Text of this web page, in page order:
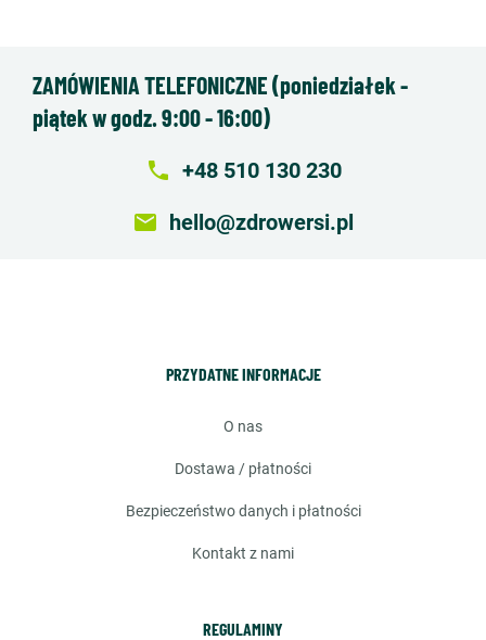
ZAMÓWIENIA TELEFONICZNE (poniedziałek -
piątek w godz. 9:00 - 16:00)
local_phone +48 510 130 230
email hello@zdrowersi.pl
PRZYDATNE INFORMACJE
o nas
dostawa / płatności
bezpieczeństwo danych i płatności
kontakt z nami
REGULAMINY